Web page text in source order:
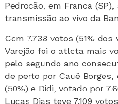
Pedrocão, em Franca (SP),
transmissão ao vivo da
Com 7.738 votos (51% dos
Varejão foi o atleta mais
pelo segundo ano
de perto por Cauê Borges,
(50%) e Didi, votado por
Lucas Dias teve 7.109